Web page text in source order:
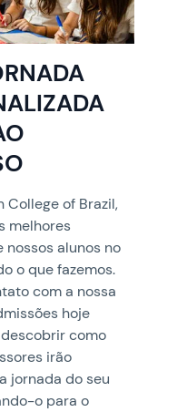
College of Brazil,
melhores
nossos alunos no
o que fazemos.
com a nossa
hoje
como
irão
jornada do seu
o para o